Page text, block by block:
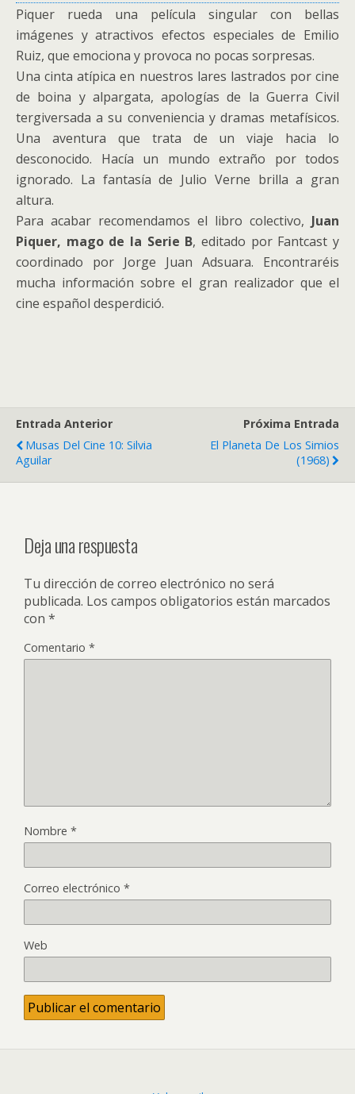
Piquer rueda una película singular con bellas
imágenes y atractivos efectos especiales de Emilio
Ruiz, que emociona y provoca no pocas sorpresas.
Una cinta atípica en nuestros lares lastrados por cine
de boina y alpargata, apologías de la Guerra Civil
tergiversada a su conveniencia y dramas metafísicos.
Una aventura que trata de un viaje hacia lo
desconocido. Hacía un mundo extraño por todos
ignorado. La fantasía de Julio Verne brilla a gran
altura.
Para acabar recomendamos el libro colectivo, Juan
Piquer, mago de la Serie B, editado por Fantcast y
coordinado por Jorge Juan Adsuara. Encontraréis
mucha información sobre el gran realizador que el
cine español desperdició.
Entrada Anterior
Musas Del Cine 10: Silvia
Aguilar
Próxima Entrada
El Planeta De Los Simios
(1968)
Deja una respuesta
Tu dirección de correo electrónico no será
publicada. Los campos obligatorios están marcados
con *
Comentario *
Nombre *
Correo electrónico *
Web